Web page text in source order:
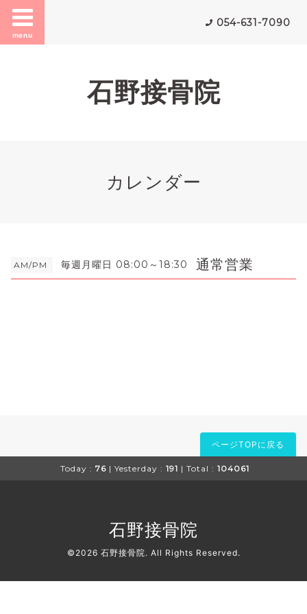
menu
054-631-7090
石野接骨院
カレンダー
AM/PM 毎週月曜日 08:00～18:30 通常営業
ページTOPに戻る
Today : 76 | Yesterday : 191 | Total : 104061
石野接骨院
©2026 石野接骨院. All Rights Reserved.